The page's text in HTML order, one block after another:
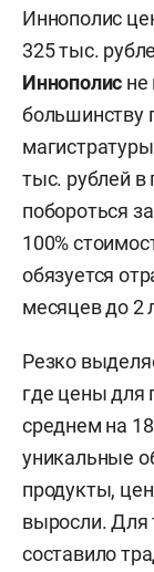
Иннополис
325 тыс.
Иннополис не
большинству
тыс. рублей
побороться
100%
обязуется
месяцев до 2
Резко
где цены для
среднем на
уникальные
продукты,
выросли. Для
составило